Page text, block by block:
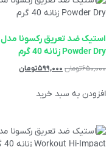
استیک ضد تعریق رکسونا مدل
Powder Dry زنانه 40 گرم
۶۵۰,۰۰۰تومان ۵۹۹,۰۰۰تومان
افزودن به سبد خرید